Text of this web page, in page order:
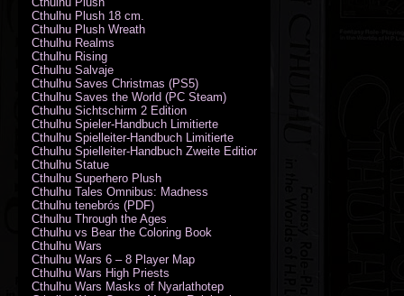
Cthulhu Plush 18 cm.
Cthulhu Plush Wreath
Cthulhu Realms
Cthulhu Rising
Cthulhu Salvaje
Cthulhu Saves Christmas (PS5)
Cthulhu Saves the World (PC Steam)
Cthulhu Sichtschirm 2 Edition
Cthulhu Spieler-Handbuch Limitierte
Cthulhu Spielleiter-Handbuch Limitierte
Cthulhu Spielleiter-Handbuch Zweite Edition
Cthulhu Statue
Cthulhu Superhero Plush
Cthulhu Tales Omnibus: Madness
Cthulhu tenebrós (PDF)
Cthulhu Through the Ages
Cthulhu vs Bear the Coloring Book
Cthulhu Wars
Cthulhu Wars 6 – 8 Player Map
Cthulhu Wars High Priests
Cthulhu Wars Masks of Nyarlathotep